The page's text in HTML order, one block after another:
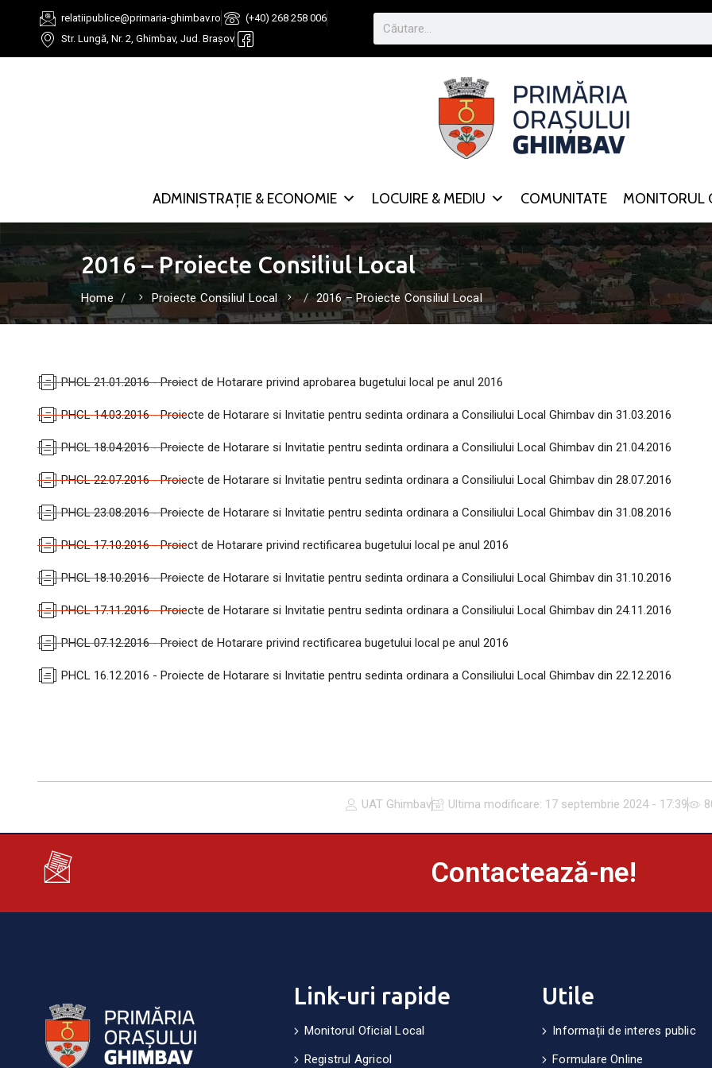
relatiipublice@primaria-ghimbav.ro
(+40) 268 258 006
Str. Lungă, Nr. 2, Ghimbav, Jud. Brașov
ADMINISTRAȚIE & ECONOMIE LOCUIRE & MEDIU COMUNITATE MONITORUL
2016 – Proiecte Consiliul Local
Home Proiecte Consiliul Local 2016 – Proiecte Consiliul Local
PHCL 21.01.2016 - Proiect de Hotarare privind aprobarea bugetului local pe anul 2016
PHCL 14.03.2016 - Proiecte de Hotarare si Invitatie pentru sedinta ordinara a Consiliului Local Ghimbav din 31.03.2016
PHCL 18.04.2016 - Proiecte de Hotarare si Invitatie pentru sedinta ordinara a Consiliului Local Ghimbav din 21.04.2016
PHCL 22.07.2016 - Proiecte de Hotarare si Invitatie pentru sedinta ordinara a Consiliului Local Ghimbav din 28.07.2016
PHCL 23.08.2016 - Proiecte de Hotarare si Invitatie pentru sedinta ordinara a Consiliului Local Ghimbav din 31.08.2016
PHCL 17.10.2016 - Proiect de Hotarare privind rectificarea bugetului local pe anul 2016
PHCL 18.10.2016 - Proiecte de Hotarare si Invitatie pentru sedinta ordinara a Consiliului Local Ghimbav din 31.10.2016
PHCL 17.11.2016 - Proiecte de Hotarare si Invitatie pentru sedinta ordinara a Consiliului Local Ghimbav din 24.11.2016
PHCL 07.12.2016 - Proiect de Hotarare privind rectificarea bugetului local pe anul 2016
PHCL 16.12.2016 - Proiecte de Hotarare si Invitatie pentru sedinta ordinara a Consiliului Local Ghimbav din 22.12.2016
UAT Ghimbav Ultima modificare: 17 septembrie 2024 - 17:39
Contactează-ne!
Link-uri rapide
Monitorul Oficial Local
Registrul Agricol
Utile
Informații de interes public
Formulare Online